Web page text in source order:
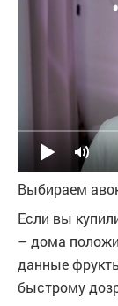
Выбираем
Если вы
– дома
данные
быстрому